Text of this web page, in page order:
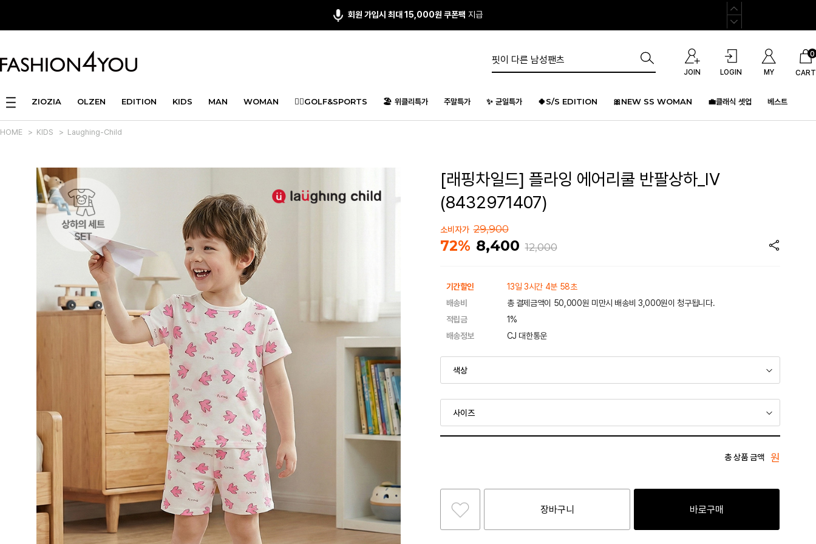
앱다운 3,000원
JOIN LOGIN MY CART
0
ZIOZIA OLZEN EDITION KIDS MAN WOMAN 🏌️‍♂️GOLF&SPORTS 🏖️ 위클리특가 주말특가 ✨ 균일특가 🍀S/S EDITION 🎀NEW SS WOMAN 💼클래식 셋업 베스트
HOME > KIDS > Laughing-Child
[래핑차일드] 플라잉 에어리쿨 반팔상하_IV
(8432971407)
소비자가 29,900
72% 8,400 12,000
기간할인
13일 3시간 4분 58초
배송비
총 결제금액이 50,000원 미만시 배송비 3,000원이 청구됩니다.
적립금
1%
배송정보
CJ 대한통운
총 상품 금액 원
장바구니 바로구매